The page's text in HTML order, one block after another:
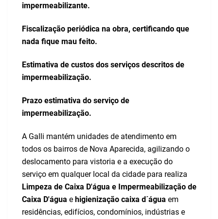
impermeabilizante.
Fiscalização periódica na obra, certificando que
nada fique mau feito.
Estimativa de custos dos serviços descritos de
impermeabilização.
Prazo estimativa do serviço de
impermeabilização.
A Galli mantém unidades de atendimento em
todos os bairros de Nova Aparecida, agilizando o
deslocamento para vistoria e a execução do
serviço em qualquer local da cidade para realiza
Limpeza de Caixa D'água e Impermeabilização de
Caixa D'água e higienização caixa d´água em
residências, edifícios, condomínios, indústrias e